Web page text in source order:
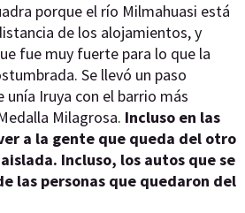
porque el río Milmahuasi está
de los alojamientos, y
fue muy fuerte para lo que la
Se llevó un paso
unía Iruya con el barrio más
Milagrosa. Incluso en las
a la gente que queda del otro
Incluso, los autos que se
las personas que quedaron del